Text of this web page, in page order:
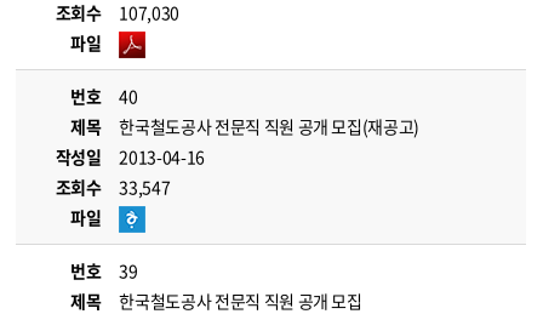
조회수
107,030
파일
번호
40
제목
한국철도공사 전문직 직원 공개 모집(재공고)
작성일
2013-04-16
조회수
33,547
파일
번호
39
제목
한국철도공사 전문직 직원 공개 모집